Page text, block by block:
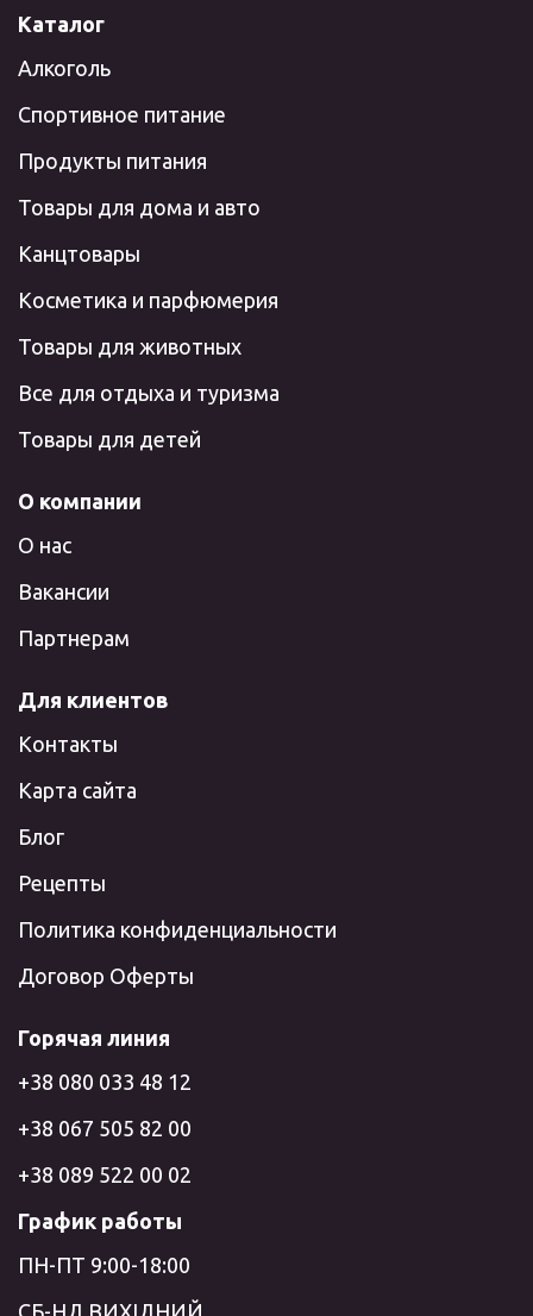
Каталог
Алкоголь
Спортивное питание
Продукты питания
Товары для дома и авто
Канцтовары
Косметика и парфюмерия
Товары для животных
Все для отдыха и туризма
Товары для детей
О компании
О нас
Вакансии
Партнерам
Для клиентов
Контакты
Карта сайта
Блог
Рецепты
Политика конфиденциальности
Договор Оферты
Горячая линия
+38 080 033 48 12
+38 067 505 82 00
+38 089 522 00 02
График работы
ПН-ПТ 9:00-18:00
СБ-НД ВИХІДНИЙ